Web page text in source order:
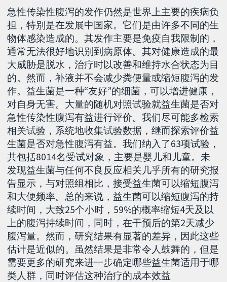
急性传染性腹泻的发作仍然是世界上主要的疾病负
担，特别是在发展中国家。它们是由许多不同的生
物体感染造成的。其发作主要是免疫自我限制的，
通常无法很好地识别到病原体。其对健康造成的最
大威胁是脱水，治疗时以改善和维持水合状态为目
的。然而，补液并不会减少粪便量或缩短腹泻的发
作。益生菌是一种“友好”的细菌，可以增进健康，
对自身无害。大量的随机对照试验就益生菌是否对
急性传染性腹泻有益进行评价。我们尽可能多检索
相关试验，系统地收集试验数据，继而探索评价益
生菌是否对急性腹泻有益。我们纳入了63项试验，
共包括8014名受试对象，主要是婴儿和儿童。未
发现益生菌与任何不良反应相关几乎所有的研究报
告显示，与对照组相比，接受益生菌可以缩短腹泻
和大便频率。总的来说，益生菌可以缩短腹泻的持
续时间，大致25个小时，59%的概率缩短4天及以
上的腹泻持续时间，同时，在干预后的第2天减少
腹泻量。然而，研究结果有显著的差异，因此这些
估计是近似的。虽然结果是非常令人鼓舞的，但是
需要更多的研究来进一步确定哪些益生菌适用于哪
类人群，同时评估这种治疗的成本效益